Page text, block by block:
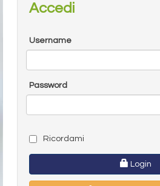
Accedi
Username
Password
Ricordami
Login